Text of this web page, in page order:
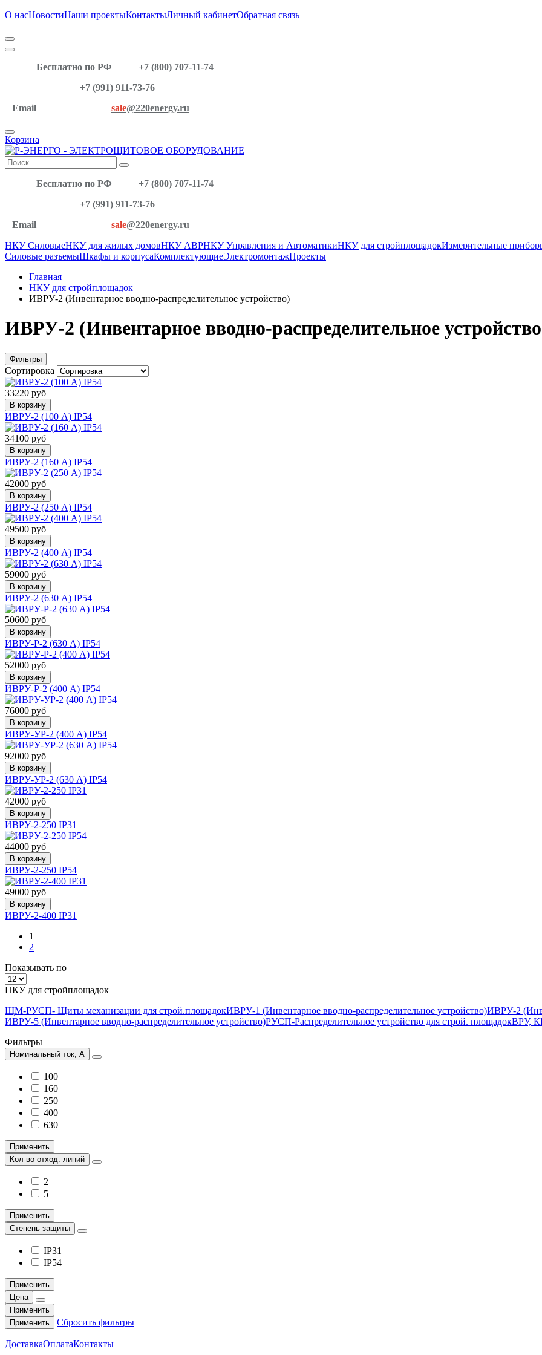
О насНовостиНаши проектыКонтактыЛичный кабинетОбратная связь
Бесплатно по РФ
+7 (800) 707-11-74
+7 (991) 911-73-76
Email
sale@220energy.ru
Корзина
Бесплатно по РФ
+7 (800) 707-11-74
+7 (991) 911-73-76
Email
sale@220energy.ru
НКУ СиловыеНКУ для жилых домовНКУ АВРНКУ Управления и АвтоматикиНКУ для стройплощадокИзмерительные
Силовые разъемыШкафы и корпусаКомплектующиеЭлектромонтажПроекты
Главная
НКУ для стройплощадок
ИВРУ-2 (Инвентарное вводно-распределительное устройство)
ИВРУ-2 (Инвентарное вводно-распределительное
Фильтры
Сортировка
33220 руб
В корзину
ИВРУ-2 (100 А) IP54
34100 руб
В корзину
ИВРУ-2 (160 А) IP54
42000 руб
В корзину
ИВРУ-2 (250 А) IP54
49500 руб
В корзину
ИВРУ-2 (400 А) IP54
59000 руб
В корзину
ИВРУ-2 (630 А) IP54
50600 руб
В корзину
ИВРУ-Р-2 (630 А) IP54
52000 руб
В корзину
ИВРУ-Р-2 (400 А) IP54
76000 руб
В корзину
ИВРУ-УР-2 (400 А) IP54
92000 руб
В корзину
ИВРУ-УР-2 (630 А) IP54
42000 руб
В корзину
ИВРУ-2-250 IP31
44000 руб
В корзину
ИВРУ-2-250 IP54
49000 руб
В корзину
ИВРУ-2-400 IP31
1
2
Показывать по
НКУ для стройплощадок
ЩМ-РУСП- Щиты механизации для строй.площадокИВРУ-1 (Инвентарное вводно-распределительное устройство)ИВРУ-2
ИВРУ-5 (Инвентарное вводно-распределительное устройство)РУСП-Распределительное устройство для строй. площадокВРУ,
Фильтры
Номинальный ток, А
100
160
250
400
630
Применить
Кол-во отход. линий
2
5
Применить
Степень защиты
IP31
IP54
Применить
Цена
Применить
Применить
Сбросить фильтры
ДоставкаОплатаКонтакты